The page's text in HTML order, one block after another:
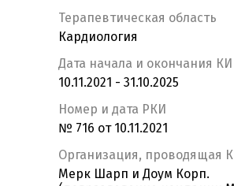
Терапевтическая область
Кардиология
Дата начала и окончания КИ
10.11.2021 - 31.10.2025
Номер и дата РКИ
№ 716 от 10.11.2021
Организация, проводящая
Мерк Шарп и Доум Корп.